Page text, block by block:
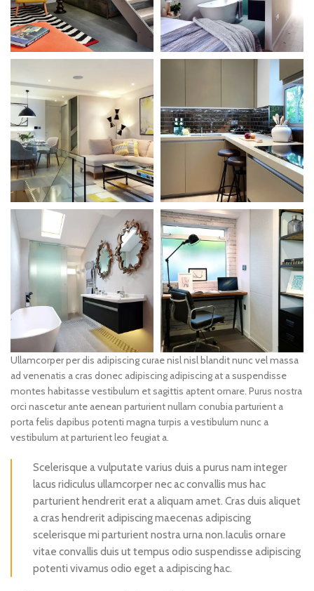
Ullamcorper per dis adipiscing curae nisl nisl blandit nunc vel massa
ad venenatis a cras donec adipiscing adipiscing at a suspendisse
montes habitasse vestibulum et sagittis aptent ornare. Purus nostra
orci nascetur ante aenean parturient nullam conubia parturient a
porta felis dapibus potenti magna turpis a vestibulum nunc a
vestibulum at parturient leo feugiat a.
Scelerisque a vulputate varius duis a purus nam integer
lacus ridiculus ullamcorper nec ac convallis mus hac
parturient hendrerit erat a aliquam amet. Cras duis aliquet
a cras hendrerit adipiscing maecenas adipiscing
scelerisque mi parturient nostra urna non.Iaculis ornare
vitae convallis duis ut tempus odio suspendisse adipiscing
potenti vivamus odio eget a adipiscing hac.